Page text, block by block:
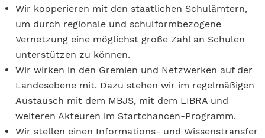
Wir kooperieren mit den staatlichen Schulämtern,
um durch regionale und schulformbezogene
Vernetzung eine möglichst große Zahl an Schulen
unterstützen zu können.
Wir wirken in den Gremien und Netzwerken auf der
Landesebene mit. Dazu stehen wir im regelmäßigen
Austausch mit dem MBJS, mit dem LIBRA und
weiteren Akteuren im Startchancen-Programm.
Wir stellen einen Informations- und Wissenstransfer